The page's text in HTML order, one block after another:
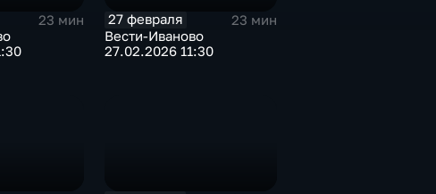
23 мин
27 февраля
23 мин
Вести-Иваново
27.02.2026 11:30